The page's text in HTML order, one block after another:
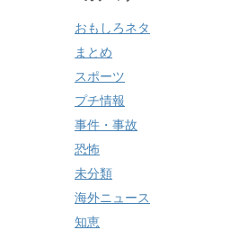
おもしろネタ
まとめ
スポーツ
プチ情報
事件・事故
恐怖
未分類
海外ニュース
知恵